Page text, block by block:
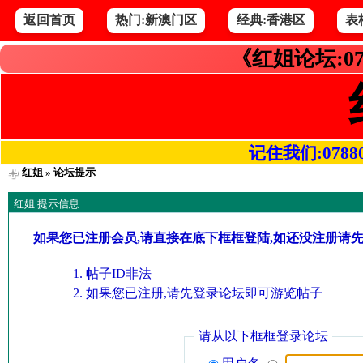
返回首页 热门:新澳门区 经典:香港区 表
《红姐论坛
记住我们
红姐» 论坛提示
红姐 提示信息
如果您已注册会员,请直接在底下框框登陆,如还没注册请
帖子ID非法
如果您已注册,请先登录论坛即可游览帖子
请从以下框框登录论坛